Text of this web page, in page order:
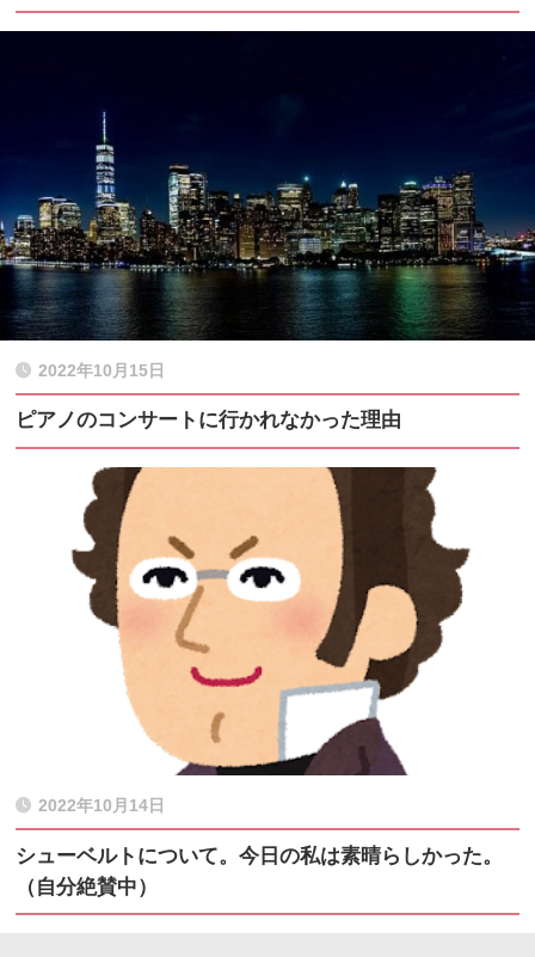
2022年10月15日
ピアノのコンサートに行かれなかった理由
2022年10月14日
シューベルトについて。今日の私は素晴らしかった。
（自分絶賛中）